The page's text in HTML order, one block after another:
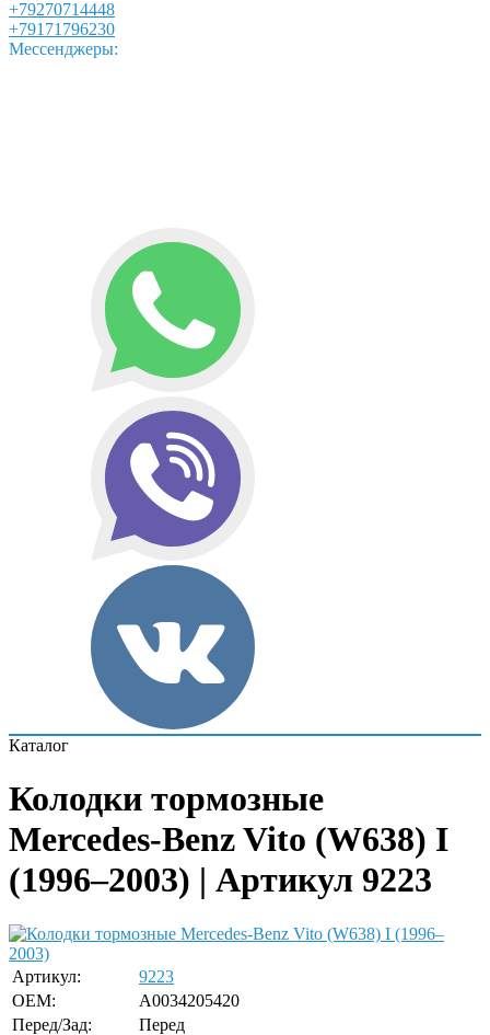
+79270714448
+79171796230
Мессенджеры:
Каталог
Колодки тормозные
Mercedes-Benz Vito (W638) I
(1996–2003) | Артикул 9223
Артикул:
9223
OEM:
A0034205420
Перед/Зад:
Перед